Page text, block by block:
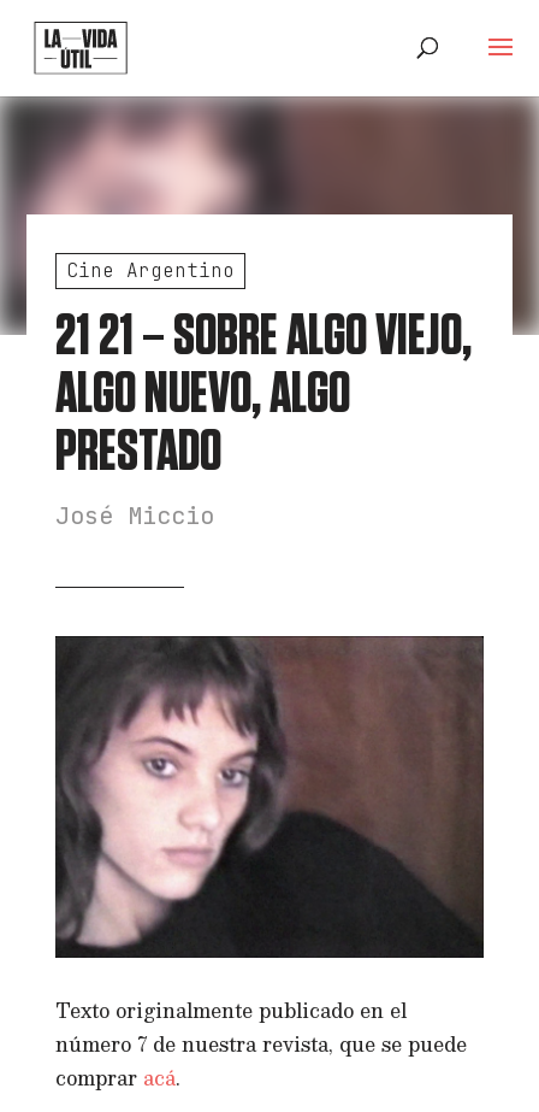
Cine Argentino
21 21 – SOBRE ALGO VIEJO,
ALGO NUEVO, ALGO
PRESTADO
José Miccio
Texto originalmente publicado en el
número 7 de nuestra revista, que se puede
comprar acá.